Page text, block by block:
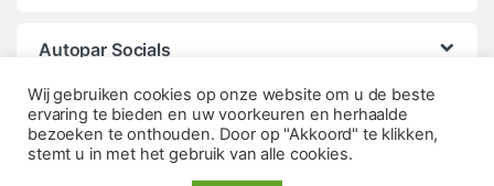
Autopar Socials
Wij gebruiken cookies op onze website om u de beste
ervaring te bieden en uw voorkeuren en herhaalde
bezoeken te onthouden. Door op "Akkoord" te klikken,
stemt u in met het gebruik van alle cookies.